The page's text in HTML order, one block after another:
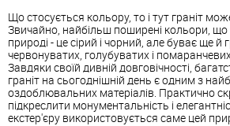
Що стосується кольору, то і тут граніт
Звичайно, найбільш поширені кольори, що
природі - це сірий і чорний, але буває ще й
червонуватих, голубуватих і помаранчевих
Завдяки своїй дивній довговічності,
граніт на сьогоднішній день є одним з
оздоблювальних матеріалів. Практично
підкреслити монументальність і
екстер'єру використовується саме цей